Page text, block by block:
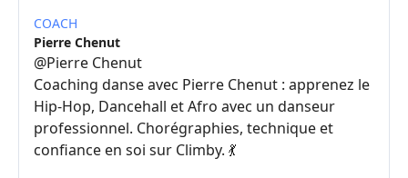
COACH
Pierre Chenut
@Pierre Chenut
Coaching danse avec Pierre Chenut : apprenez le
Hip-Hop, Dancehall et Afro avec un danseur
professionnel. Chorégraphies, technique et
confiance en soi sur Climby. 💃